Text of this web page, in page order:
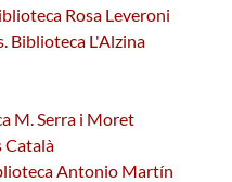
Rosa Leveroni
Biblioteca L'Alzina
M. Serra i Moret
Català
Antonio Martín